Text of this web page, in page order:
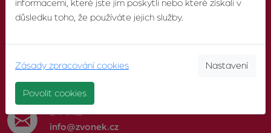
KONTAKTUJTE NÁS
603 246 680
E-MAIL
info@zvonek.cz
informacemi, které jste jim poskytli nebo které získali v
důsledku toho, že používáte jejich služby.
Zásady zpracování cookies Nastavení
Povolit cookies